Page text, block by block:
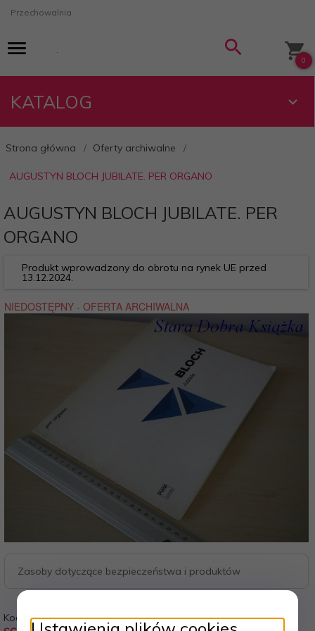
Przechowalnia
0
KATALOG
Strona główna Oferty archiwalne
AUGUSTYN BLOCH JUBILATE. PER ORGANO
AUGUSTYN BLOCH JUBILATE. PER
ORGANO
Produkt wprowadzony do obrotu na rynek UE przed
13.12.2024.
Zasoby dotyczące bezpieczeństwa i produktów
Kod:
Waga: